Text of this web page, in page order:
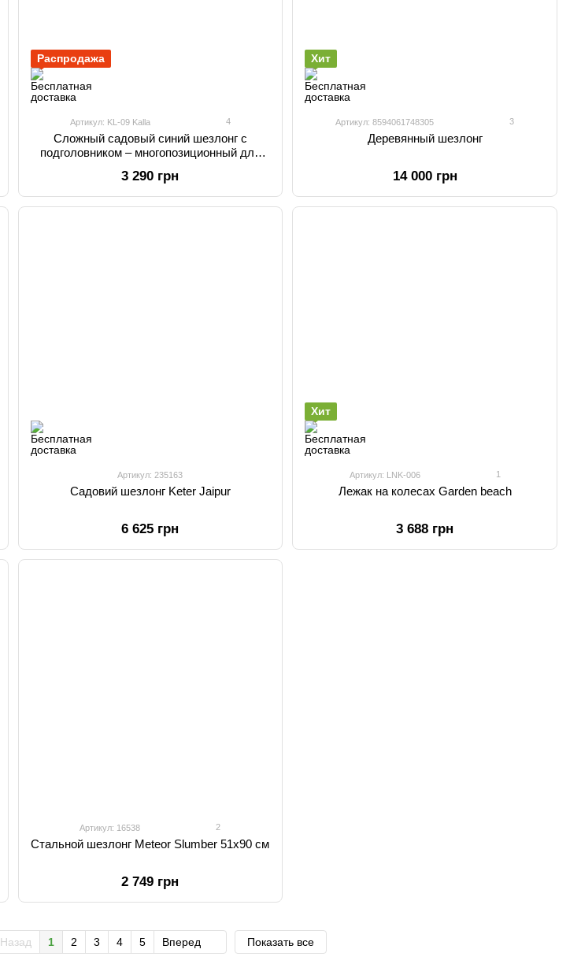
Распродажа
Артикул: KL-09 Kalla 4
Сложный садовый синий шезлонг с
подголовником – многопозиционный для
3 290 грн
Хит
Артикул: 8594061748305 3
Деревянный шезлонг
14 000 грн
Артикул: 235163
Садовий шезлонг Keter Jaipur
6 625 грн
Хит
Артикул: LNK-006 1
Лежак на колесах Garden beach
3 688 грн
Артикул: 16538 2
Стальной шезлонг Meteor Slumber 51x90 см
2 749 грн
Назад 1 2 3 4 5 Вперед Показать все